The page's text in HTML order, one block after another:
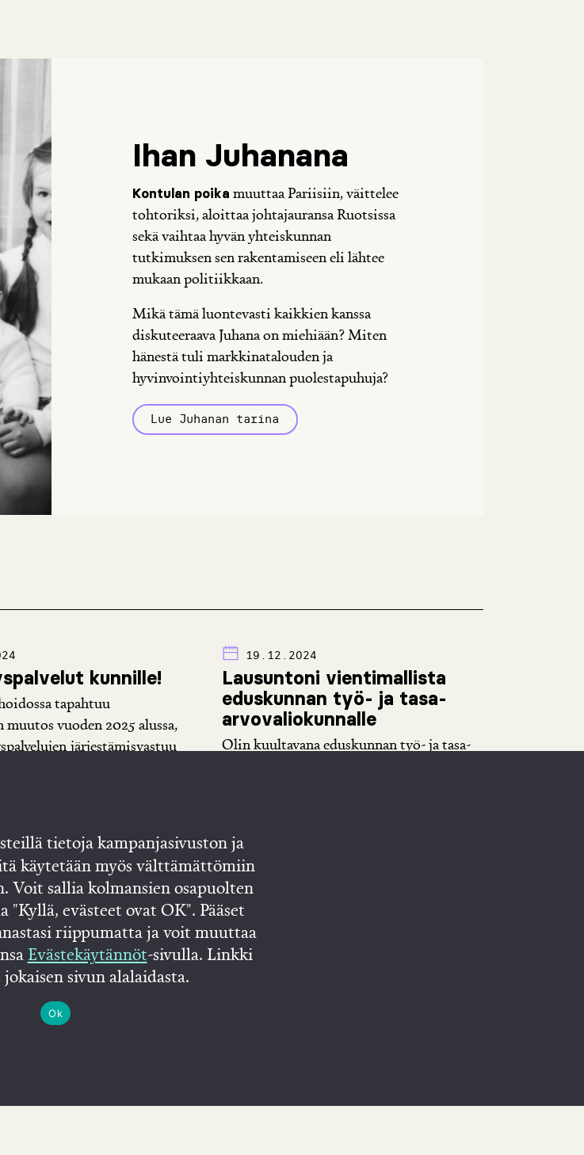
Ihan Juhanana
Kontulan poika muuttaa Pariisiin, väittelee
tohtoriksi, aloittaa johtajauransa Ruotsissa
sekä vaihtaa hyvän yhteiskunnan
tutkimuksen sen rakentamiseen eli lähtee
mukaan politiikkaan.
Mikä tämä luontevasti kaikkien kanssa
diskuteeraava Juhana on miehiään? Miten
hänestä tuli markkinatalouden ja
hyvinvointiyhteiskunnan puolestapuhuja?
Lue Juhanan tarina
kunnille!
tapahtuu
vuoden 2025 alussa,
järjestämisvastuu
19.12.2024
Lausuntoni vientimallista
eduskunnan työ- ja tasa-
arvovaliokunnalle
Olin kuultavana eduskunnan työ- ja tasa-
tietoja kampanjasivuston ja
käytetään myös välttämättömiin
Voit sallia kolmansien osapuolten
"Kyllä, evästeet ovat OK". Pääset
riippumatta ja voit muuttaa
Evästekäytännöt-sivulla. Linkki
sivun alalaidasta.
Ok